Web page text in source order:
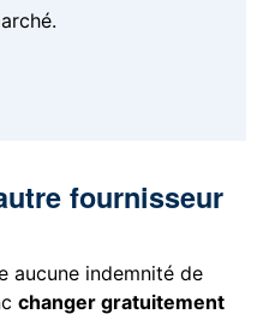
fournisseur
aucune indemnité de
changer gratuitement